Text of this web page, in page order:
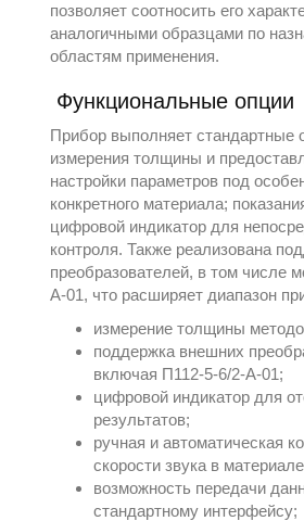
позволяет соотносить его
аналогичными образцами по
областям применения.
Функциональные опции
Прибор выполняет стандартные
измерения толщины и
настройки параметров под
конкретного материала;
цифровой индикатор для
контроля. Также реализована
преобразователей, в том числе
А-01, что расширяет диапазон
измерение толщины
поддержка внешних
включая П112-5-6/2-А-01;
цифровой индикатор для
результатов;
ручная и автоматическая
скорости звука в
возможность передачи
стандартному интерфейсу;